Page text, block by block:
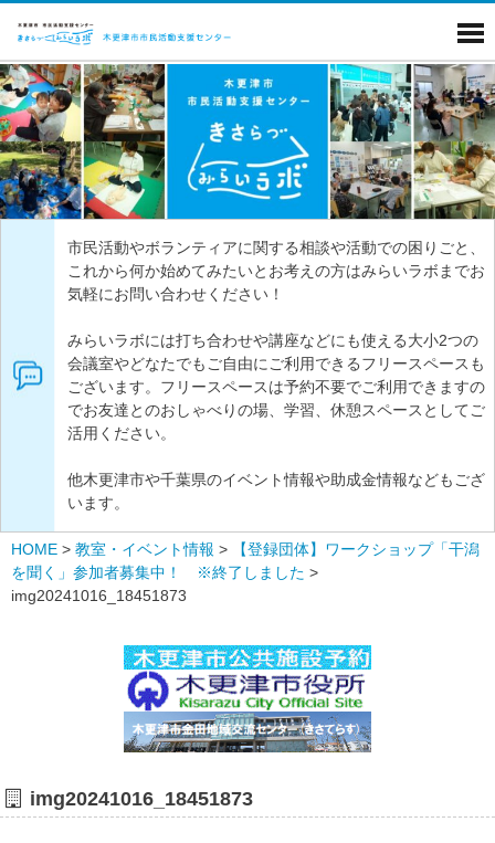
市民活動やボランティアに関する相談や活動での困りごと、
これから何か始めてみたいとお考えの方はみらいラボまでお
気軽にお問い合わせください！
みらいラボには打ち合わせや講座などにも使える大小2つの
会議室やどなたでもご自由にご利用できるフリースペースも
ございます。フリースペースは予約不要でご利用できますの
でお友達とのおしゃべりの場、学習、休憩スペースとしてご
活用ください。
他木更津市や千葉県のイベント情報や助成金情報などもござ
います。
HOME > 教室・イベント情報 >
【登録団体】ワークショップ「干潟
を聞く」参加者募集中！ ※終了しました >
img20241016_18451873
img20241016_18451873